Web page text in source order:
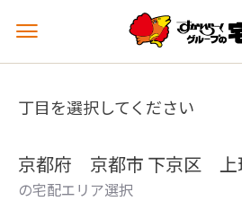
メ
ュ
を
丁目を選択してください
京都府 京都市 下京区 上
の宅配エリア選択